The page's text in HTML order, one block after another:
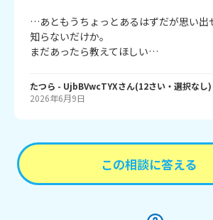
…あともうちょっとあるはずだが思い出
知らないだけか。
まだあったら教えてほしい…
たつら - UjbBVwcTYXさん(12さい・ 選択なし)
2026年6月9日
この相談に答える